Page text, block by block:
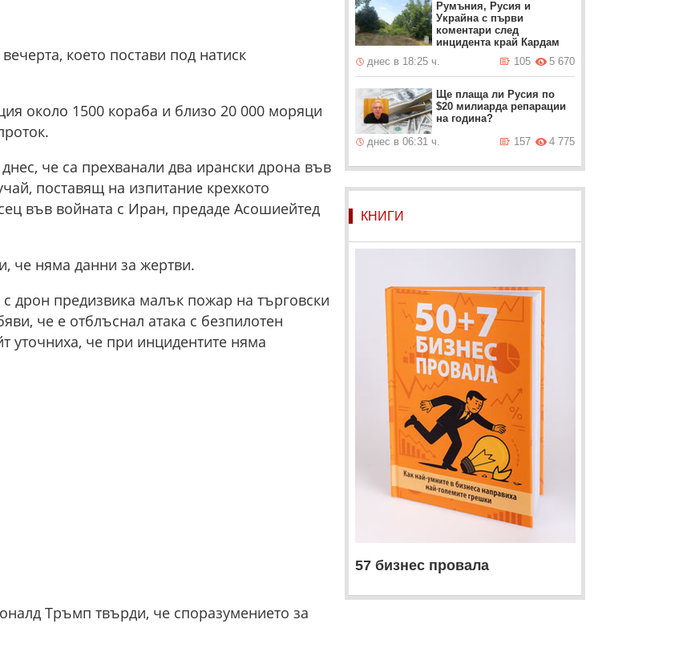
което постави под натиск
около 1500 кораба и близо 20 000 моряци
че са прехванали два ирански дрона във
поставящ на изпитание крехкото
във войната с Иран, предаде Асошиейтед
че няма данни за жертви.
дрон предизвика малък пожар на търговски
че е отблъснал атака с безпилотен
уточниха, че при инцидентите няма
Тръмп твърди, че споразумението за
Румъния, Русия и
Украйна с първи
коментари след
инцидента край Кардам
днес в 18:25 ч.
5 670
105
Ще плаща ли Русия по
$20 милиарда репарации
на година?
днес в 06:31 ч.
4 775
157
КНИГИ
57 бизнес провала